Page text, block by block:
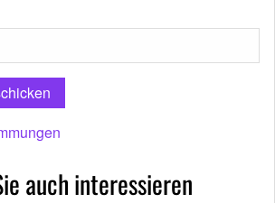
auch interessieren